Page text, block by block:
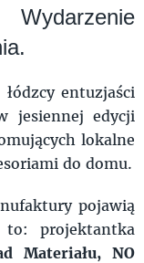
entuzjaści
jesiennej edycji
lokalne
do domu.
pojawią
to: projektantka
Materiału, NO